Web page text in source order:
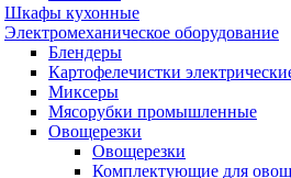
Шкафы кухонные
Электромеханическое оборудование
Блендеры
Картофелечистки
Миксеры
Мясорубки промышленные
Овощерезки
Овощерезки
Комплектующие для